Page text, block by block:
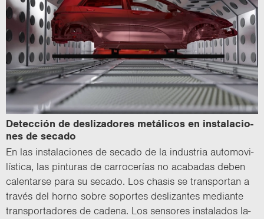
De­tec­ción de des­li­za­do­res me­tá­li­cos en ins­ta­la­cio­
nes de se­ca­do
En las ins­ta­la­cio­nes de se­ca­do de la in­dus­tria au­to­mo­vi­
lís­ti­ca, las pin­tu­ras de ca­rro­ce­rías no aca­ba­das deben
ca­len­tar­se para su se­ca­do. Los cha­sis se trans­por­tan a
tra­vés del horno sobre so­por­tes des­li­zan­tes me­dian­te
trans­por­ta­do­res de ca­de­na. Los sen­so­res ins­ta­la­dos la­